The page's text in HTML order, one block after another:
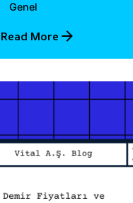
Genel
Read More